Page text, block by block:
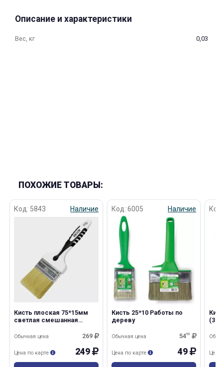
Описание и характеристики
Вес, кг 0,03
ПОХОЖИЕ ТОВАРЫ:
Код: 5843 Наличие
Кисть плоская 75*15мм
светлая смешанная
269
Обычная цена
249
Цена по карте
Код: 6005 Наличие
Кисть 25*10 Работы по
дереву
5490
Обычная цена
49
Цена по карте Цена